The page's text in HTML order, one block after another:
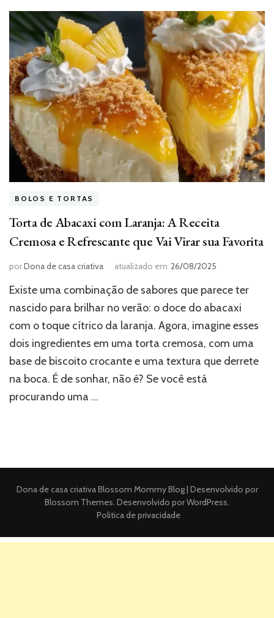
BOLOS E TORTAS
Torta de Abacaxi com Laranja: A Receita
Cremosa e Refrescante que Vai Virar sua Favorita
porDona de casa criativa atualizado em 26/08/2025
Existe uma combinação de sabores que parece ter
nascido para brilhar no verão: o doce do abacaxi
com o toque cítrico da laranja. Agora, imagine esses
dois ingredientes em uma torta cremosa, com uma
base de biscoito crocante e uma textura que derrete
na boca. É de sonhar, não é? Se você está
procurando uma …
Dona de casa criativaBlossom Mommy Blog | Desenvolvido por
Blossom Themes. Desenvolvido porWordPress.
Politica de privacidade